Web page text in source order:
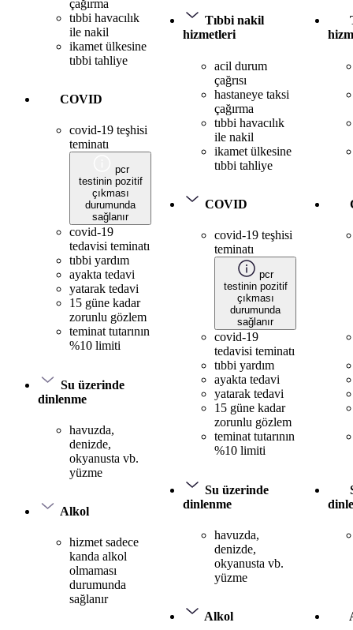
çağırma
tıbbi havacılık
ile nakil
ikamet ülkesine
tıbbi tahliye
COVID
covid-19 teşhisi
teminatı
pcr
testinin pozitif
çıkması
durumunda
sağlanır
covid-19
tedavisi teminatı
tıbbi yardım
ayakta tedavi
yatarak tedavi
15 güne kadar
zorunlu gözlem
teminat tutarının
%10 limiti
Su üzerinde
dinlenme
havuzda,
denizde,
okyanusta vb.
yüzme
Alkol
hizmet sadece
kanda alkol
olmaması
durumunda
sağlanır
Tıbbi nakil
hizmetleri
acil durum
çağrısı
hastaneye taksi
çağırma
tıbbi havacılık
ile nakil
ikamet ülkesine
tıbbi tahliye
COVID
covid-19 teşhisi
teminatı
pcr
testinin pozitif
çıkması
durumunda
sağlanır
covid-19
tedavisi teminatı
tıbbi yardım
ayakta tedavi
yatarak tedavi
15 güne kadar
zorunlu gözlem
teminat tutarının
%10 limiti
Su üzerinde
dinlenme
havuzda,
denizde,
okyanusta vb.
yüzme
Alkol